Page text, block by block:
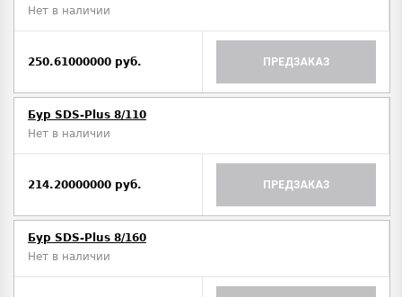
Нет в наличии
250.61000000 руб. ПРЕДЗАКАЗ
Бур SDS-Plus 8/110
Нет в наличии
214.20000000 руб. ПРЕДЗАКАЗ
Бур SDS-Plus 8/160
Нет в наличии